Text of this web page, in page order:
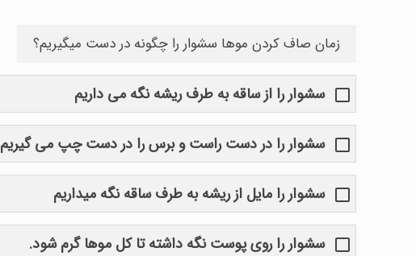
زمان صاف کردن موها سشوار را چگونه در دست میگیریم؟
سشوار را از ساقه به طرف ریشه نگه می داریم
سشوار را در دست راست و برس را در دست چپ می گیریم
سشوار را مایل از ریشه به طرف ساقه نگه میداریم
سشوار را روی پوست نگه داشته تا کل موها گرم شود.